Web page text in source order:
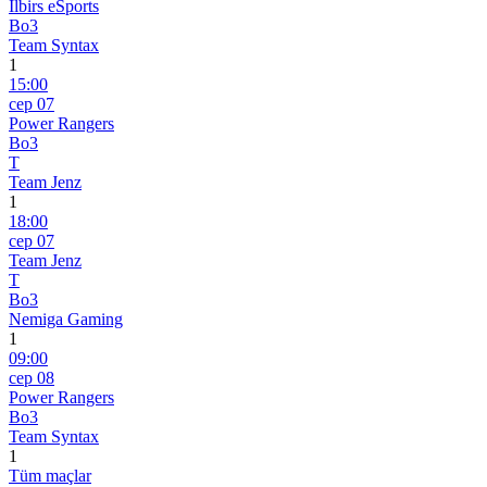
Ilbirs eSports
Bo3
Team Syntax
1
15:00
сер 07
Power Rangers
Bo3
T
Team Jenz
1
18:00
сер 07
Team Jenz
T
Bo3
Nemiga Gaming
1
09:00
сер 08
Power Rangers
Bo3
Team Syntax
1
Tüm maçlar